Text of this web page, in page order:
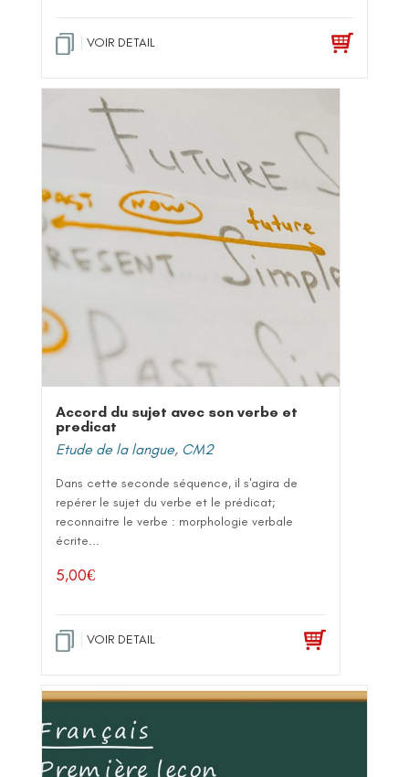
VOIR DETAIL
Accord du sujet avec son verbe et
predicat
Etude de la langue, CM2
Dans cette seconde séquence, il s'agira de
repérer le sujet du verbe et le prédicat;
reconnaitre le verbe : morphologie verbale
écrite...
5,00€
VOIR DETAIL